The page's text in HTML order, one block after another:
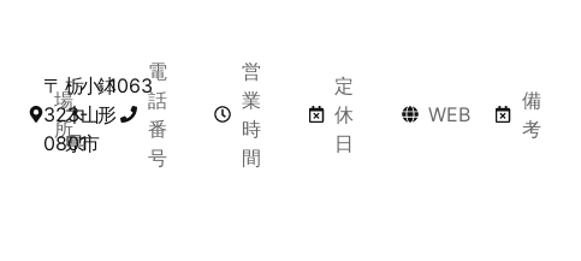
場
所
〒
323-
0801
栃
木
県
小
山
市
鉢
形
1063
電
話
番
号
営
業
時
間
定
休
日
WEB
備
考